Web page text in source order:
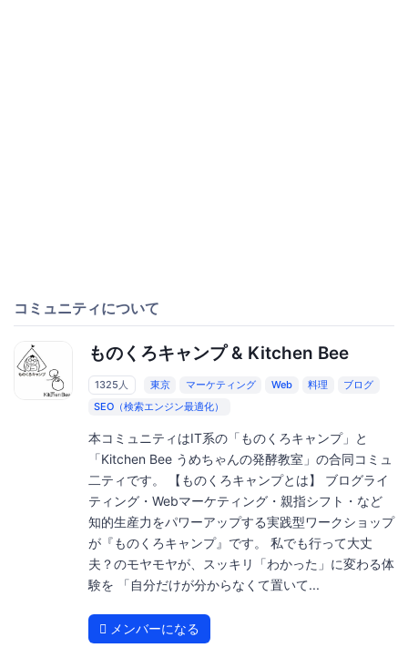
コミュニティについて
ものくろキャンプ & Kitchen Bee
1325人 東京 マーケティング Web 料理
ブログ
SEO（検索エンジン最適化）
本コミュニティはIT系の「ものくろキャンプ」と
「Kitchen Bee うめちゃんの発酵教室」の合同コミュ
二ティです。 【ものくろキャンプとは】 ブログライ
ティング・Webマーケティング・親指シフト・など
知的生産力をパワーアップする実践型ワークショップ
が『ものくろキャンプ』です。 私でも行って大丈
夫？のモヤモヤが、スッキリ「わかった」に変わる体
験を 「自分だけが分からなくて置いて...
メンバーになる